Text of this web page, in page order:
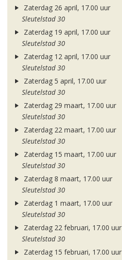
Zaterdag 26 april, 17.00 uur
Sleutelstad 30
Zaterdag 19 april, 17.00 uur
Sleutelstad 30
Zaterdag 12 april, 17.00 uur
Sleutelstad 30
Zaterdag 5 april, 17.00 uur
Sleutelstad 30
Zaterdag 29 maart, 17.00 uur
Sleutelstad 30
Zaterdag 22 maart, 17.00 uur
Sleutelstad 30
Zaterdag 15 maart, 17.00 uur
Sleutelstad 30
Zaterdag 8 maart, 17.00 uur
Sleutelstad 30
Zaterdag 1 maart, 17.00 uur
Sleutelstad 30
Zaterdag 22 februari, 17.00 uur
Sleutelstad 30
Zaterdag 15 februari, 17.00 uur